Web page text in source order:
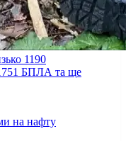
1190
БПЛА та ще
на нафту